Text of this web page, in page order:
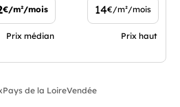
€/m²/mois
Prix médian
14€/m²/mois
Prix haut
Pays de la LoireVendée